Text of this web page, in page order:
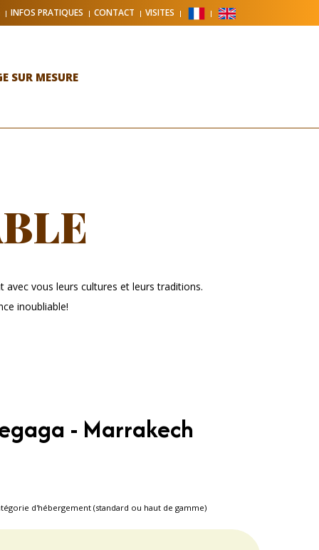
INFOS PRATIQUES CONTACT VISITES
SUR MESURE
vous leurs cultures et leurs traditions.
inoubliable!
- Marrakech
d'hébergement (standard ou haut de gamme)